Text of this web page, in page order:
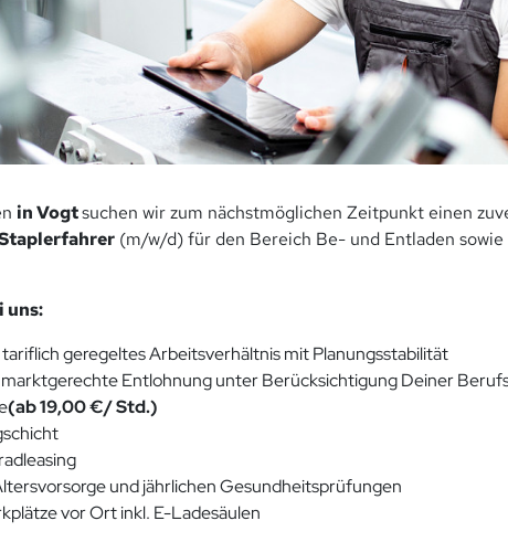
in Vogtsuchen wir zum nächstmöglichen Zeitpunkt einen
(m/w/d) für den Bereich Be- und Entladen
uns:
geregeltes Arbeitsverhältnis mit Planungsstabilität
Entlohnung unter Berücksichtigung Deiner
(ab 19,00 €/ Std.)
und jährlichen Gesundheitsprüfungen
vor Ort inkl. E-Ladesäulen